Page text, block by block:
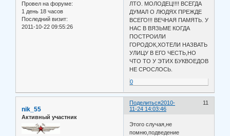
Провел на форуме:
1 день 18 часов
Последний визит:
2011-10-22 09:55:26
ЛТО. МОЛОДЕЦ!!!! ВСЕГДА
ДУМАЛ О ЛЮДЯХ ПРЕЖДЕ
ВСЕГО!!! ВЕЧНАЯ ПАМЯТЬ. У
НАС В ВЯЗЬМЕ КОГДА
ПОСТРОИЛИ
ГОРОДОК,ХОТЕЛИ НАЗВАТЬ
УЛИЦУ В ЕГО ЧЕСТЬ,НО
ЧТО ТО У ЭТИХ БУКВОЕДОВ
НЕ СРОСЛОСЬ.
0
Поделиться 11
2010-
11-24 14:03:46
nik_55
Активный участник
Этого случая,не
помню,подведение